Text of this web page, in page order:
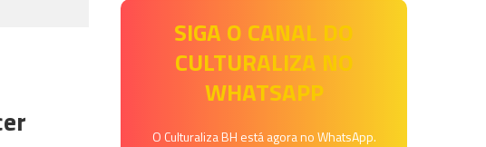
SIGA O CANAL DO
CULTURALIZA NO
WHATSAPP
O Culturaliza BH está agora no WhatsApp.